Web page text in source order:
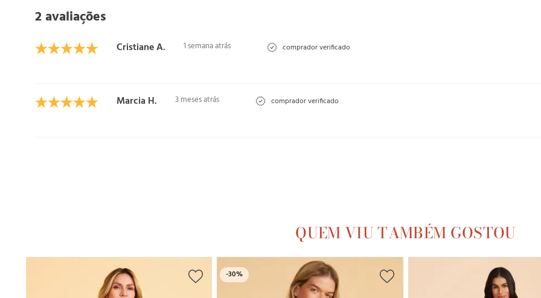
2 avaliações
Cristiane A. 1 semana atrás comprador verificado
Marcia H. 3 meses atrás comprador verificado
QUEM VIU TAMBÉM GOSTOU
-30%